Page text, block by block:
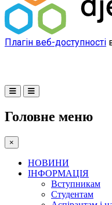
Плагін веб-доступності
Головне меню
×
НОВИНИ
ІНФОРМАЦІЯ
Вступникам
Студентам